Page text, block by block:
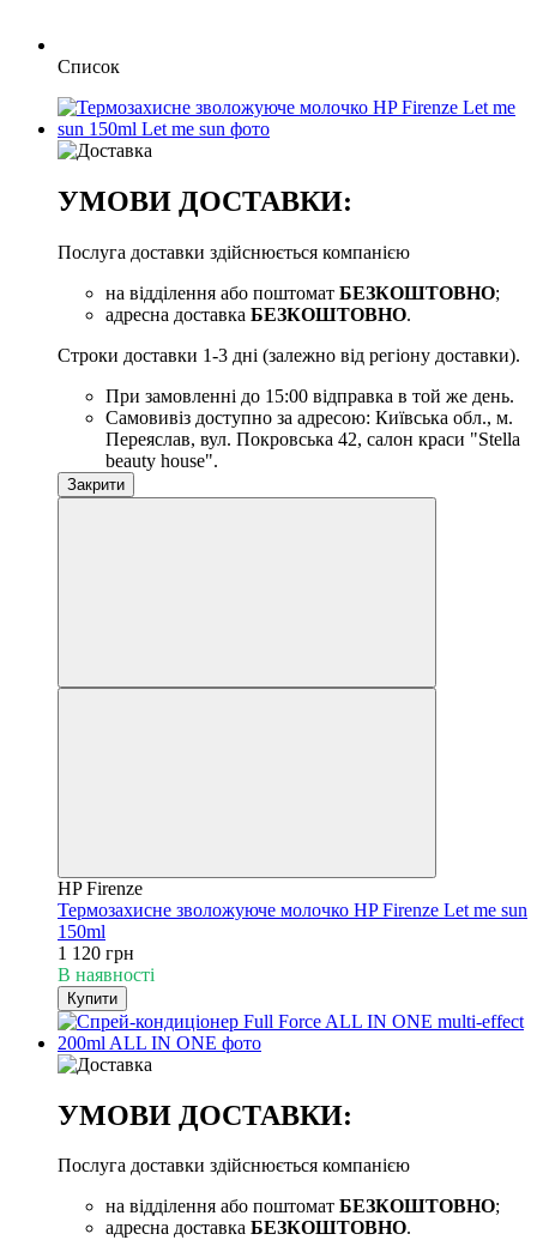
Список
УМОВИ ДОСТАВКИ:
Послуга доставки здійснюється компанією
на відділення або поштомат БЕЗКОШТОВНО;
адресна доставка БЕЗКОШТОВНО.
Строки доставки 1-3 дні (залежно від регіону доставки).
При замовленні до 15:00 відправка в той же день.
Самовивіз доступно за адресою: Київська обл., м.
Переяслав, вул. Покровська 42, салон краси "Stella
beauty house".
Закрити
HP Firenze
Термозахисне зволожуюче молочко HP Firenze Let me sun
150ml
1 120 грн
В наявності
Купити
УМОВИ ДОСТАВКИ:
Послуга доставки здійснюється компанією
на відділення або поштомат БЕЗКОШТОВНО;
адресна доставка БЕЗКОШТОВНО.